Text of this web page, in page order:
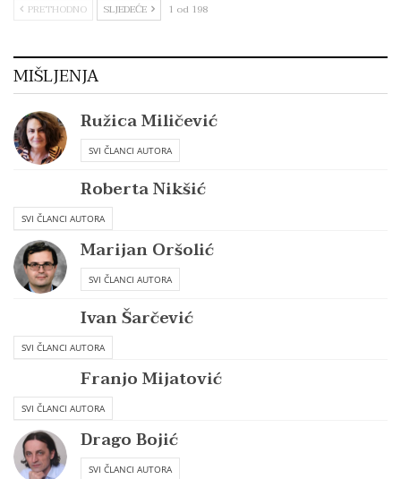
PRETHODNO SLJEDEĆE 1 od 198
MIŠLJENJA
Ružica Miličević
SVI ČLANCI AUTORA
Roberta Nikšić
SVI ČLANCI AUTORA
Marijan Oršolić
SVI ČLANCI AUTORA
Ivan Šarčević
SVI ČLANCI AUTORA
Franjo Mijatović
SVI ČLANCI AUTORA
Drago Bojić
SVI ČLANCI AUTORA